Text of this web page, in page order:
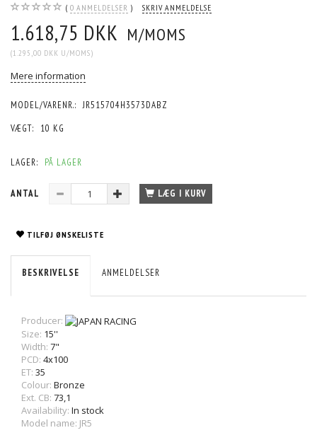
0 ANMELDELSER SKRIV ANMELDELSE
1.618,75 DKK M/MOMS
(1.295,00 DKK U/MOMS)
Mere information
MODEL/VARENR.: JR515704H3573DABZ
VÆGT:
10 KG
LAGER: PÅ LAGER
ANTAL LÆG I KURV
TILFØJ ØNSKELISTE
BESKRIVELSE ANMELDELSER
Producer:
Size: 15''
Width: 7"
PCD: 4x100
ET: 35
Colour: Bronze
Ext. CB: 73,1
Availability: In stock
Model name: JR5